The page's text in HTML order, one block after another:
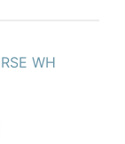
WH